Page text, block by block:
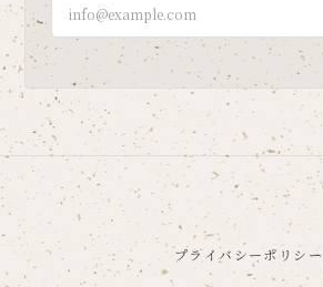
プライバシーポリシー